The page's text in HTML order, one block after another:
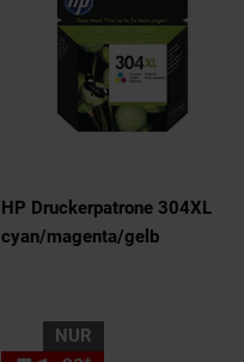
HP Druckerpatrone 304XL
cyan/magenta/gelb
NUR